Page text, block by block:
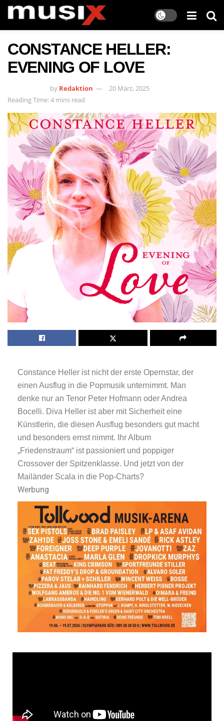
CONSTANCE HELLER:
EVENING OF LOVE
by Redaktion
20 März, 2025
Reading Time: 4 mins read
Constance Heller ist nicht der erste Opernstar, der
einen Ausflug in die Popmusik unternimmt. Man
denke nur an Tenor Peter Hofmann oder Andrea
Bocelli. Diva Heller ist aber mit Sicherheit eine
Künstlerin, die diesen Ausflug besonders gut macht
und besonders ernst nimmt. Ihr Album
„Friedenstraum“ ist passioniert und poppiger
Crossover der Spitzenklasse. Und jetzt von der
Mailänder Scala in die Pop-Charts?
Werbung